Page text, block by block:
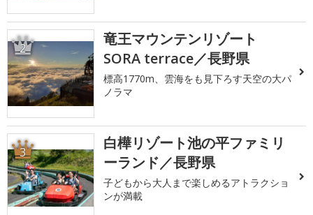
2
竜王マウンテンリゾート
SORA terrace／長野県
標高1770m、雲海をも見下ろす天空の大パ
ノラマ
3
白樺リゾート池の平ファミリ
ーランド／長野県
子どもから大人まで楽しめるアトラクショ
ンが満載